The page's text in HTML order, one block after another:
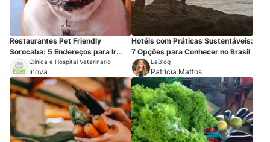
Restaurantes Pet Friendly
Sorocaba: 5 Endereços para Ir
com seu Cão
Clínica e Hospital Veterinário
Inova
Hotéis com Práticas Sustentáveis:
7 Opções para Conhecer no Brasil
LeBlog
Patrícia Mattos